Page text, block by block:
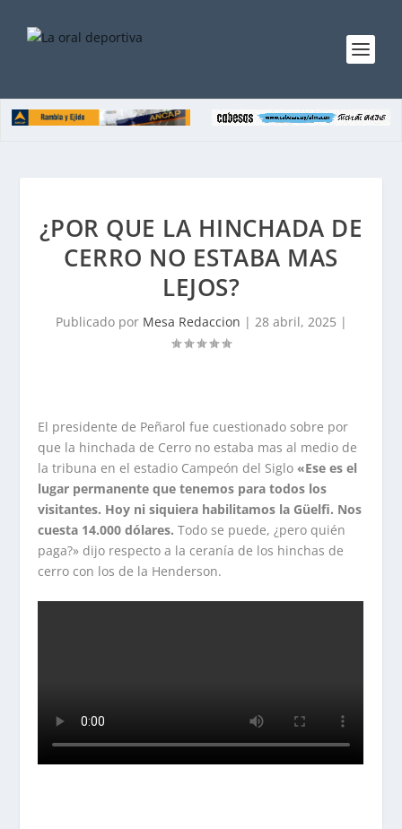
¿POR QUE LA HINCHADA DE
CERRO NO ESTABA MAS
LEJOS?
Publicado por Mesa Redaccion | 28 abril, 2025 |
El presidente de Peñarol fue cuestionado sobre por
que la hinchada de Cerro no estaba mas al medio de
la tribuna en el estadio Campeón del Siglo «Ese es el
lugar permanente que tenemos para todos los
visitantes. Hoy ni siquiera habilitamos la Güelfi. Nos
cuesta 14.000 dólares.Todo se puede, ¿pero quién
paga?» dijo respecto a la ceranía de los hinchas de
cerro con los de la Henderson.